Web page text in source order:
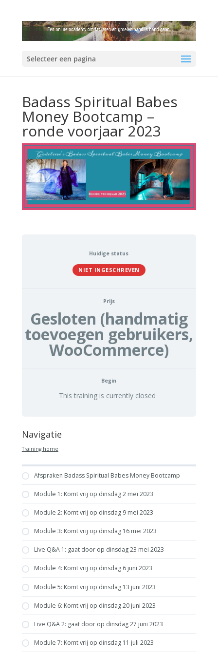
Selecteer een pagina
Badass Spiritual Babes
Money Bootcamp –
ronde voorjaar 2023
Huidige status
NIET INGESCHREVEN
Prijs
Gesloten (handmatig
toevoegen gebruikers,
WooCommerce)
Begin
This training is currently closed
Navigatie
Training home
Afspraken Badass Spiritual Babes Money Bootcamp
Module 1: Komt vrij op dinsdag 2 mei 2023
Module 2: Komt vrij op dinsdag 9 mei 2023
Module 3: Komt vrij op dinsdag 16 mei 2023
Live Q&A 1: gaat door op dinsdag 23 mei 2023
Module 4: Komt vrij op dinsdag 6 juni 2023
Module 5: Komt vrij op dinsdag 13 juni 2023
Module 6: Komt vrij op dinsdag 20 juni 2023
Live Q&A 2: gaat door op dinsdag 27 juni 2023
Module 7: Komt vrij op dinsdag 11 juli 2023